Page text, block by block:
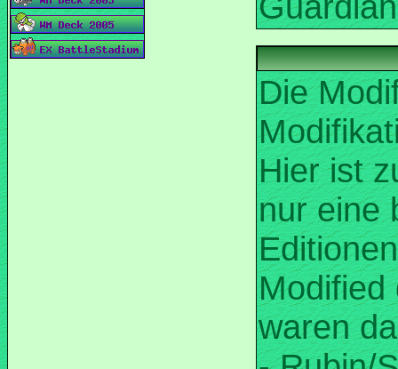
Die
Hier ist
nur eine
Modified
waren